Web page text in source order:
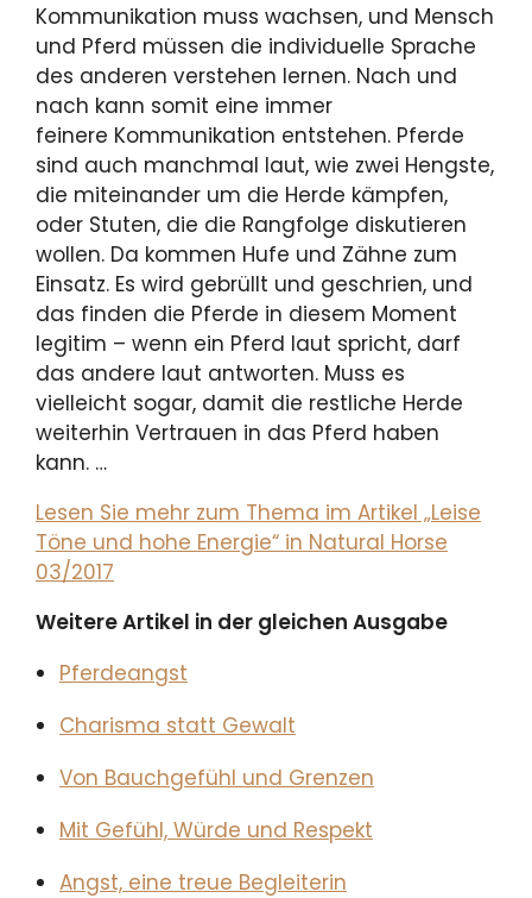
Kommunikation muss wachsen, und Mensch
und Pferd müssen die individuelle Sprache
des anderen verstehen lernen. Nach und
nach kann somit eine immer
feinere Kommunikation entstehen. Pferde
sind auch manchmal laut, wie zwei Hengste,
die miteinander um die Herde kämpfen,
oder Stuten, die die Rangfolge diskutieren
wollen. Da kommen Hufe und Zähne zum
Einsatz. Es wird gebrüllt und geschrien, und
das finden die Pferde in diesem Moment
legitim – wenn ein Pferd laut spricht, darf
das andere laut antworten. Muss es
vielleicht sogar, damit die restliche Herde
weiterhin Vertrauen in das Pferd haben
kann. …
Lesen Sie mehr zum Thema im Artikel „Leise
Töne und hohe Energie“ in Natural Horse
03/2017
Weitere Artikel in der gleichen Ausgabe
Pferdeangst
Charisma statt Gewalt
Von Bauchgefühl und Grenzen
Mit Gefühl, Würde und Respekt
Angst, eine treue Begleiterin